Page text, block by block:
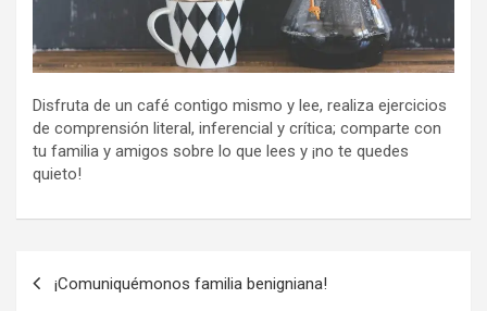
Disfruta de un café contigo mismo y lee, realiza ejercicios
de comprensión literal, inferencial y crítica; comparte con
tu familia y amigos sobre lo que lees y ¡no te quedes
quieto!
¡Comuniquémonos familia benigniana!